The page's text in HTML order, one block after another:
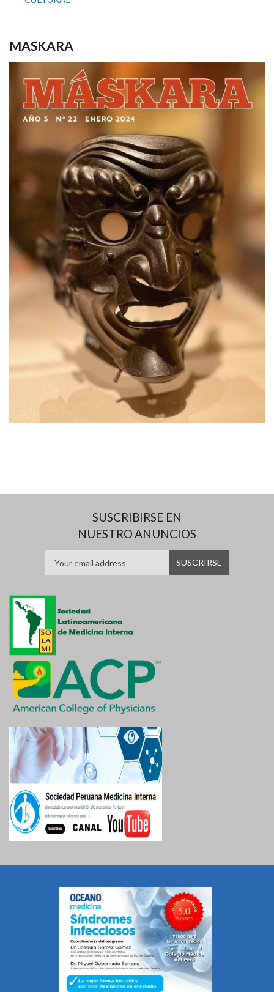
MASKARA
SUSCRIBIRSE EN
NUESTRO ANUNCIOS